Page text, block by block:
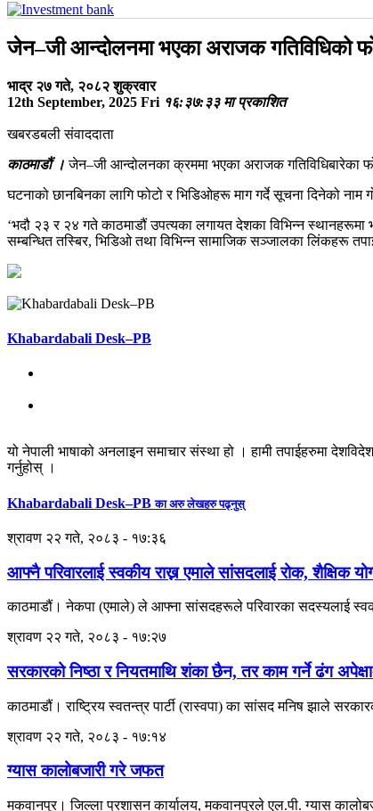
जेन–जी आन्दोलनमा भएका अराजक गतिविधिको
भाद्र २७ गते, २०८२ शुक्रवार
12th September, 2025 Fri १६:३७:३३ मा प्रकाशित
खबरडबली संवाददाता
काठमाडौं । जेन–जी आन्दोलनका क्रममा भएका अराजक गतिविधिबारेका
घटनाको छानबिनका लागि फोटो र भिडिओहरू माग गर्दे सूचना दिनेको नाम
‘भदौ २३ र २४ गते काठमाडौं उपत्यका लगायत देशका विभिन्न
सम्बन्धित तस्बिर, भिडिओ तथा विभिन्न सामाजिक सञ्जालका लिंकहरू
Khabardabali Desk–PB
यो नेपाली भाषाको अनलाइन समाचार संस्था हो । हामी तपाईहरुमा
गर्नुहोस् ।
Khabardabali Desk–PBका अरु लेखहरु पढ्नुस्
श्रावण २२ गते, २०८३ - १७:३६
आफ्नै परिवारलाई स्वकीय राख्न एमाले सांसदलाई रोक, शैक्षिक
काठमाडौं। नेकपा (एमाले) ले आफ्ना सांसदहरूले परिवारका सदस्यलाई
श्रावण २२ गते, २०८३ - १७:२७
सरकारको निष्ठा र नियतमाथि शंका छैन, तर काम गर्ने ढंग
काठमाडौं। राष्ट्रिय स्वतन्त्र पार्टी (रास्वपा) का सांसद मनिष झाले
श्रावण २२ गते, २०८३ - १७:१४
ग्यास कालोबजारी गरे जफत
मकवानपुर। जिल्ला प्रशासन कार्यालय, मकवानपुरले एल.पी. ग्यास